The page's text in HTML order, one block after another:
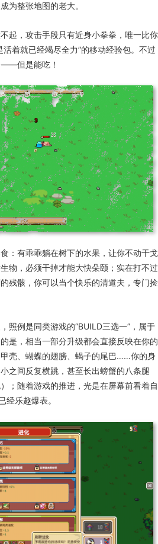
为整张地图的老大。
起，攻击手段只有近身小拳拳，唯一比你
着就已经竭尽全力”的移动经验包。不过
——但是能吃！
：有乖乖躺在树下的水果，让你不动干戈
物，必须干掉才能大快朵颐；实在打不过
残骸，你可以当个快乐的清道夫，专门捡
照例是同类游戏的“BUILD三选一”，属于
是，相当一部分升级都会直接反映在你的
壳、蝴蝶的翅膀、蝎子的尾巴……你的身
之间反复横跳，甚至长出螃蟹的八条腿
；随着游戏的推进，光是在屏幕前看着自
经乐趣爆表。